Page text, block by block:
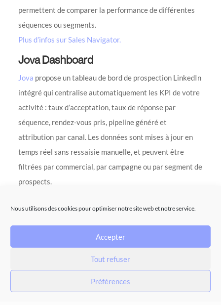
Nous utilisons des cookies pour optimiser notre site web et notre service.
Accepter
Tout refuser
Préférences
permettent de comparer la performance de différentes
séquences ou segments.
Plus d’infos sur Sales Navigator.
Jova Dashboard
Jova propose un tableau de bord de prospection LinkedIn
intégré qui centralise automatiquement les KPI de votre
activité : taux d’acceptation, taux de réponse par
séquence, rendez-vous pris, pipeline généré et
attribution par canal. Les données sont mises à jour en
temps réel sans ressaisie manuelle, et peuvent être
filtrées par commercial, par campagne ou par segment de
prospects.
vers votre site, ajoutez des paramètres UTM à tous vos
liens LinkedIn (utm_source=linkedin,
utm_campaign=nom_de_la_campagne). Google Analytics
4 agrège ces données dans la section Acquisition et